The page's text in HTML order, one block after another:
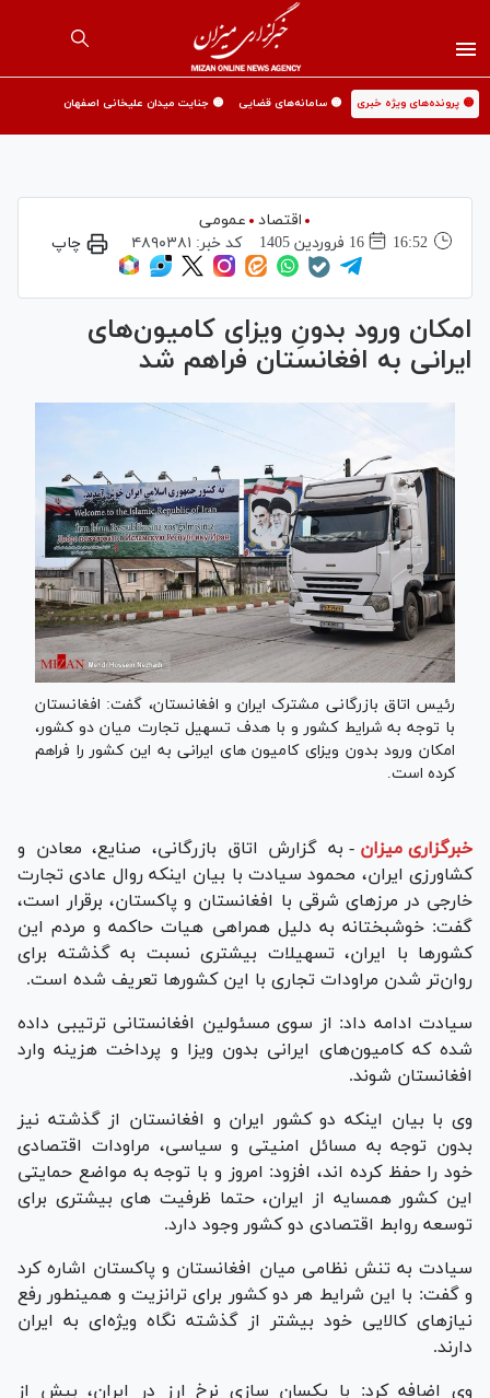
🟡 پرونده‌های ویژه خبری 🟡 سامانه‌های قضایی 🟡 جنایت میدان علیخانی اصفهان
اقتصاد
عمومی
16:52
16 فروردين 1405 کد خبر: ۴۸۹۰۳۸۱ چاپ
امکان ورود بدونِ ویزای کامیون‌های
ایرانی به افغانستان فراهم شد
رئیس اتاق بازرگانی مشترک ایران و افغانستان، گفت: افغانستان
با توجه به شرایط کشور و با هدف تسهیل تجارت میان دو کشور،
امکان ورود بدون ویزای کامیون های ایرانی به این کشور را فراهم
کرده است.
خبرگزاری میزان - به گزارش اتاق بازرگانی، صنایع، معادن و
کشاورزی ایران، محمود سیادت با بیان اینکه روال عادی تجارت
خارجی در مرزهای شرقی با افغانستان و پاکستان، برقرار است،
گفت: خوشبختانه به دلیل همراهی هیات حاکمه و مردم این
کشورها با ایران، تسهیلات بیشتری نسبت به گذشته برای
روان‌تر شدن مراودات تجاری با این کشورها تعریف شده است.
سیادت ادامه داد: از سوی مسئولین افغانستانی ترتیبی داده
شده که کامیون‌های ایرانی بدون ویزا و پرداخت هزینه وارد
افغانستان شوند.
وی با بیان اینکه دو کشور ایران و افغانستان از گذشته نیز
بدون توجه به مسائل امنیتی و سیاسی، مراودات اقتصادی
خود را حفظ کرده اند، افزود: امروز و با توجه به مواضع حمایتی
این کشور همسایه از ایران، حتما ظرفیت های بیشتری برای
توسعه روابط اقتصادی دو کشور وجود دارد.
سیادت به تنش نظامی میان افغانستان و پاکستان اشاره کرد
و گفت: با این شرایط هر دو کشور برای ترانزیت و همینطور رفع
نیازهای کالایی خود بیشتر از گذشته نگاه ویژه‌ای به ایران
دارند.
وی اضافه کرد: با یکسان سازی نرخ ارز در ایران، بیش از